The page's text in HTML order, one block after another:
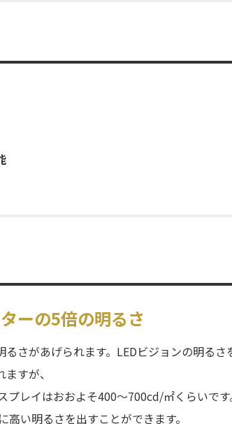
ーの5倍の明るさ
るさがあげられます。LEDビジョンの明る
すが、
プレイはおおよそ400～700cd/㎡くらいで
い明るさを出すことができます。